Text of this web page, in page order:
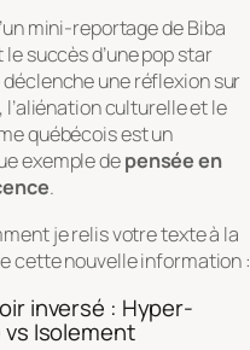
mini-reportage deBiba
succès d’une pop star
une réflexion sur
l’aliénation culturelle et le
québécois est un
exemple depensée en
.
je relis votre texte à la
cette nouvelle information :
inversé : Hyper-
Isolement